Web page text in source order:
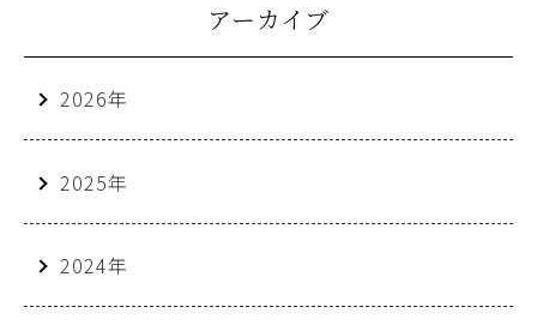
アーカイブ
2026年
2025年
2024年